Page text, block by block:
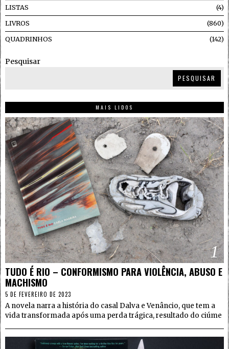
LISTAS 4
LIVROS 860
QUADRINHOS 142
Pesquisar
PESQUISAR
MAIS LIDOS
1
TUDO É RIO – CONFORMISMO PARA VIOLÊNCIA, ABUSO E
MACHISMO
5 DE FEVEREIRO DE 2023
A novela narra a história do casal Dalva e Venâncio, que tem a
vida transformada após uma perda trágica, resultado do ciúme